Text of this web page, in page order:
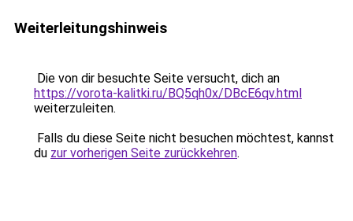
Weiterleitungshinweis
Die von dir besuchte Seite versucht, dich an
https://vorota-kalitki.ru/BQ5qh0x/DBcE6qv.html
weiterzuleiten.
Falls du diese Seite nicht besuchen möchtest, kannst
du zur vorherigen Seite zurückkehren.